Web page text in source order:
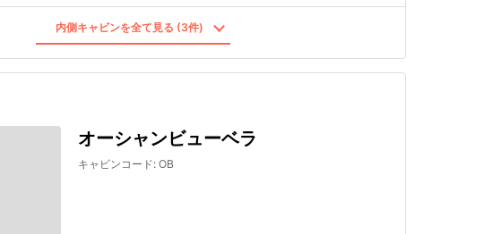
内側キャビンを全て見る (3件)
オーシャンビューベラ
キャビンコード: OB